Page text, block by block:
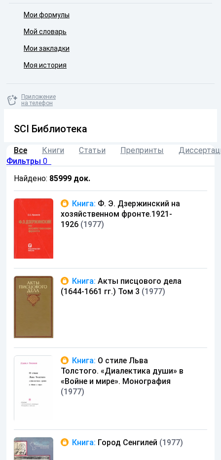
Мои формулы
Мой словарь
Мои закладки
Моя история
Приложение
на телефон
SCI Библиотека
Все Книги Статьи Препринты
Фильтры 0
Найдено: 85999 док.
Книга: Ф. Э. Дзержинский на
хозяйственном фронте.1921-
1926 (1977)
Книга: Акты писцового дела
(1644-1661 гг.) Том 3 (1977)
Книга: О стиле Льва
Толстого. «Диалектика души» в
«Войне и мире». Монография
(1977)
Книга: Город Сенгилей (1977)